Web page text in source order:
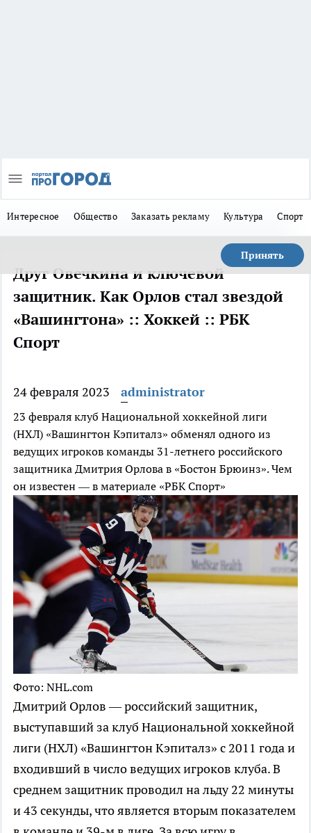
Интересное Общество Заказать рекламу Культура Спорт
Принять
Друг Овечкина и ключевой
защитник. Как Орлов стал звездой
«Вашингтона» :: Хоккей :: РБК
Спорт
24 февраля 2023 administrator
23 февраля клуб Национальной хоккейной лиги
(НХЛ) «Вашингтон Кэпиталз» обменял одного из
ведущих игроков команды 31-летнего российского
защитника Дмитрия Орлова в «Бостон Брюинз». Чем
он известен — в материале «РБК Спорт»
Фото: NHL.com
Дмитрий Орлов — российский защитник,
выступавший за клуб Национальной хоккейной
лиги (НХЛ) «Вашингтон Кэпиталз» с 2011 года и
входивший в число ведущих игроков клуба. В
среднем защитник проводил на льду 22 минуты
и 43 секунды, что является вторым показателем